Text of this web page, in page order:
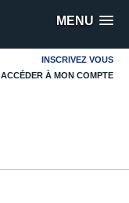
MENU
INSCRIVEZ VOUS
ACCÉDER À MON COMPTE